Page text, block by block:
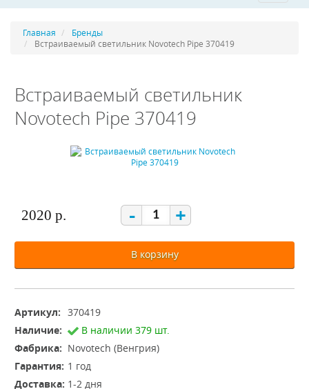
Главная
Бренды
Встраиваемый светильник Novotech Pipe 370419
Встраиваемый светильник
Novotech Pipe 370419
2020 р. - +
В корзину
Артикул: 370419
Наличие:
В наличии 379 шт.
Фабрика: Novotech (Венгрия)
Гарантия: 1 год
Доставка: 1-2 дня